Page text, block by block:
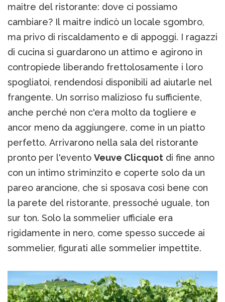
maitre del ristorante: dove ci possiamo
cambiare? Il maitre indicò un locale sgombro,
ma privo di riscaldamento e di appoggi. I ragazzi
di cucina si guardarono un attimo e agirono in
contropiede liberando frettolosamente i loro
spogliatoi, rendendosi disponibili ad aiutarle nel
frangente. Un sorriso malizioso fu sufficiente,
anche perché non c'era molto da togliere e
ancor meno da aggiungere, come in un piatto
perfetto. Arrivarono nella sala del ristorante
pronto per l'evento Veuve Clicquot di fine anno
con un intimo striminzito e coperte solo da un
pareo arancione, che si sposava così bene con
la parete del ristorante, pressoché uguale, ton
sur ton. Solo la sommelier ufficiale era
rigidamente in nero, come spesso succede ai
sommelier, figurati alle sommelier impettite.